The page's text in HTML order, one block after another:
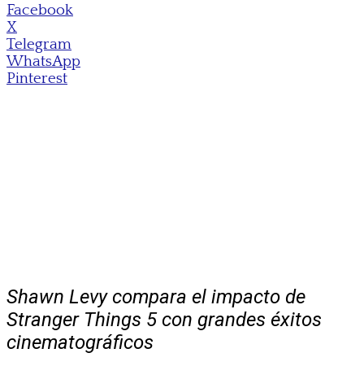
Facebook
X
Telegram
WhatsApp
Pinterest
Shawn Levy compara el impacto de
Stranger Things 5 con grandes éxitos
cinematográficos